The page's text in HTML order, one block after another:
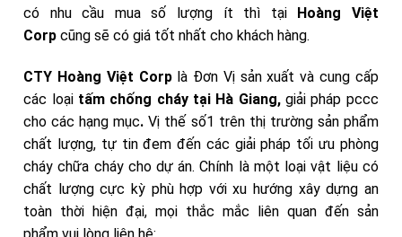
có nhu cầu mua số lượng ít thì tại Hoàng Việt
Corp cũng sẽ có giá tốt nhất cho khách hàng.
CTY Hoàng Việt Corplà Đơn Vị sản xuất và cung cấp
các loại tấm chống cháy tại Hà Giang,giải pháp pccc
cho các hạng mục. Vị thế số1 trên thị trường sản phẩm
chất lượng, tự tin đem đến các giải pháp tối ưu phòng
cháy chữa cháy cho dự án. Chính là một loại vật liệu có
chất lượng cực kỳ phù hợp với xu hướng xây dựng an
toàn thời hiện đại, mọi thắc mắc liên quan đến sản